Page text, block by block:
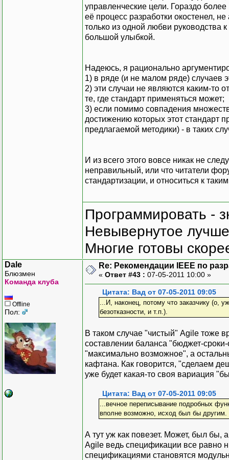
управленческие цели. Гораздо
её процесс разработки окостенел,
только из одной любви руководства
большой улыбкой.
Надеюсь, я рационально
1) в ряде (и не малом ряде) случаев
2) эти случаи не являются каким-то
те, где стандарт применяться может;
3) если помимо совпадения
достижению которых этот стандарт
предлагаемой методики) - в таких
И из всего этого вовсе никак не
неправильный, или что читатели
стандартизации, и относиться к
Программировать -
Невывернутое
Многие готовы
Dale
Блюзмен
Команда клуба
Offline
Пол:
Re: Рекомендации IEEE по
« Ответ #43 : 07-05-2011 10:00 »
Цитата: Вад от 07-05-2011 09:05
...И, наконец, потому что заказчику (о,
безотказности, и т.п.).
В таком случае "чистый" Agile тоже
составлении баланса "бюджет-
"максимально возможное", а
кафтана. Как говорится, "сделаем
уже будет какая-то своя вариация
Цитата: Вад от 07-05-2011 09:05
...вечное переписывание подробных
вполне возможно, исход был бы другим.
А тут уж как повезет. Может, был
Agile ведь спецификации все равно
спецификациями становятся